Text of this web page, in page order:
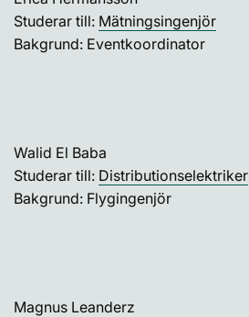
Studerar till: Mätningsingenjör
Bakgrund: Eventkoordinator
Walid El Baba
Studerar till: Distributionselektriker
Bakgrund: Flygingenjör
Magnus Leanderz